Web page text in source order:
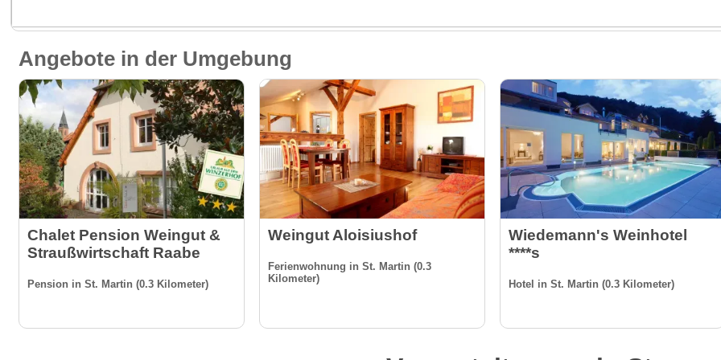
Angebote in der Umgebung
Chalet Pension Weingut &
Straußwirtschaft Raabe
Pension in St. Martin (0.3 Kilometer)
Weingut Aloisiushof
Ferienwohnung in St. Martin (0.3
Kilometer)
Wiedemann's Weinhotel
****s
Hotel in St. Martin (0.3 Kilometer)